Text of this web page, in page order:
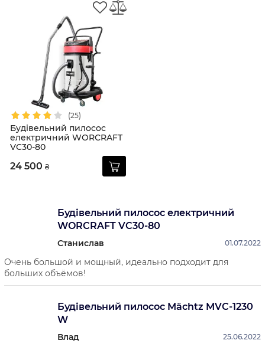
(25)
Будівельний пилосос
електричний WORCRAFT
VC30-80
24 500 ₴
Будівельний пилосос електричний
WORCRAFT VC30-80
Станислав 01.07.2022
Очень большой и мощный, идеально подходит для
больших объёмов!
Будівельний пилосос Mächtz MVC-1230
W
Влад 25.06.2022